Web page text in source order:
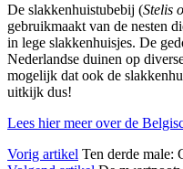
De slakkenhuistubebij (Stelis
gebruikmaakt van de nesten
in lege slakkenhuisjes. De
Nederlandse duinen op
mogelijk dat ook de
uitkijk dus!
Lees hier meer over de
Vorig artikel Ten derde male: